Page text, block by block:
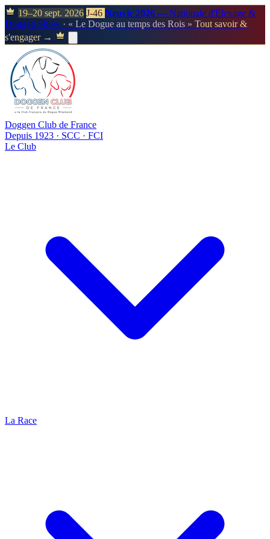
19–20 sept. 2026 J-46 Neuvic 2026 — Nationale d'Élevage &
Doggen Show · « Le Dogue au temps des Rois » Tout savoir &
s'engager →
Doggen Club de France
Depuis 1923 · SCC · FCI
Le Club
La Race